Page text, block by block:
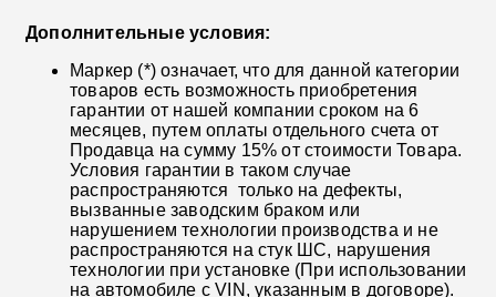
Дополнительные условия:
Маркер (*) означает, что для данной категории
товаров есть возможность приобретения
гарантии от нашей компании сроком на 6
месяцев, путем оплаты отдельного счета от
Продавца на сумму 15% от стоимости Товара.
Условия гарантии в таком случае
распространяются только на дефекты,
вызванные заводским браком или
нарушением технологии производства и не
распространяются на стук ШС, нарушения
технологии при установке (При использовании
на автомобиле с VIN, указанным в договоре).